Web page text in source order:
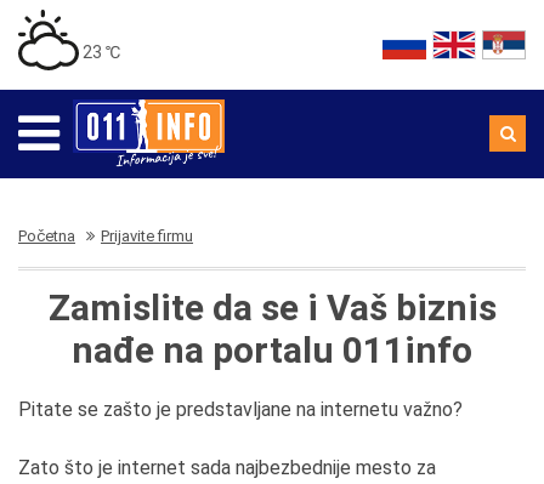
23 ℃
Početna Prijavite firmu
Zamislite da se i Vaš biznis
nađe na portalu 011info
Pitate se zašto je predstavljane na internetu važno?
Zato što je internet sada najbezbednije mesto za